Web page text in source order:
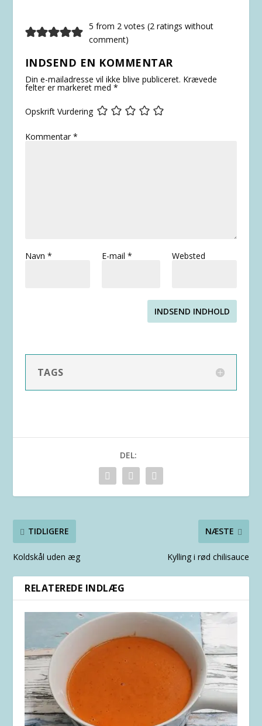
5 from 2 votes (2 ratings without
comment)
INDSEND EN KOMMENTAR
Din e-mailadresse vil ikke blive publiceret. Krævede
felter er markeret med *
Opskrift Vurdering
Kommentar*
Navn * E-mail * Websted
INDSEND INDHOLD
TAGS
DEL:
TIDLIGERE
Koldskål uden æg
NÆSTE
Kylling i rød chilisauce
RELATEREDE INDLÆG